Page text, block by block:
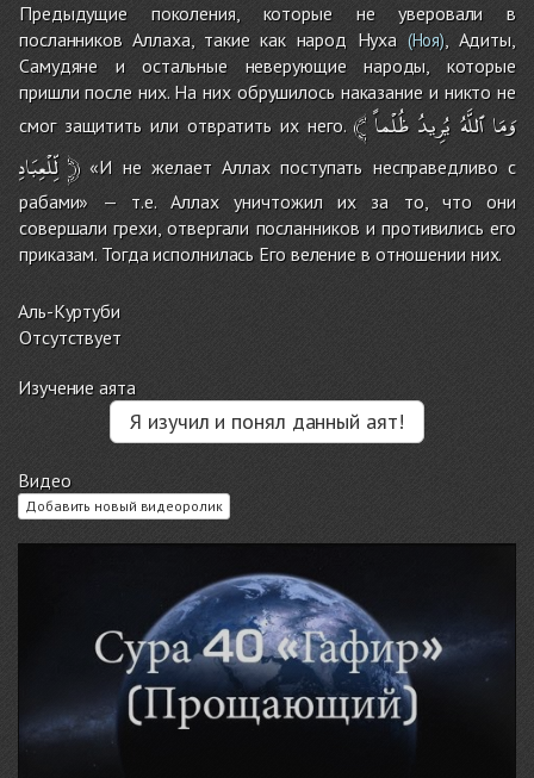
Предыдущие поколения, которые не уверовали в
посланников Аллаха, такие как народ Нуха (Ноя), Адиты,
Самудяне и остальные неверующие народы, которые
пришли после них. На них обрушилось наказание и никто не
смог защитить или отвратить их него. ﴾ وَمَا ٱللَّهُ يُرِيدُ ظُلْماً
لِّلْعِبَادِ ﴿«И не желает Аллах поступать несправедливо с
рабами» — т.е. Аллах уничтожил их за то, что они
совершали грехи, отвергали посланников и противились его
приказам. Тогда исполнилась Его веление в отношении них.
Аль-Куртуби
Отсутствует
Изучение аята
Я изучил и понял данный аят!
Видео
Добавить новый видеоролик